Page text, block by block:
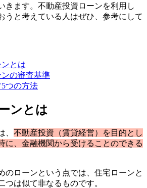
きます。不動産投資ローンを利用し
うと考えている人はぜひ、参考にして
とは
の審査基準
つの方法
ンとは
、 不動産投資（賃貸経営）を目的とし
に、金融機関から受けることのできる
のローンという点では、住宅ローンと
つは似て非なるものです。